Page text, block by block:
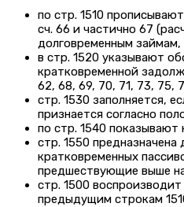
по стр. 1510
сч. 66 и частично 67
долговременным
в стр. 1520 указывают
кратковременной
62, 68, 69, 70, 71, 73, 75,
стр. 1530 заполняется,
признается согласно
по стр. 1540 показывают
стр. 1550
кратковременных
предшествующие выше
стр. 1500
предыдущим строкам